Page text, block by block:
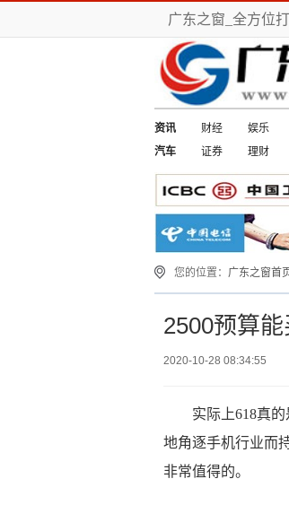
广东之窗_全方位
资讯 财经 娱乐
汽车
证券 理财
您的位置： 广东之窗首
2500预算
2020-10-28 08:34:55
实际上618真
地角逐手机行业而
非常值得的。